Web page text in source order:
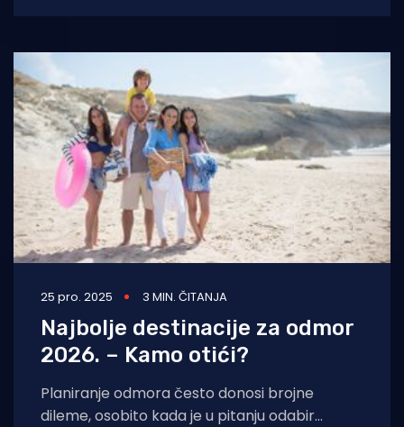
pokazalo je
25 pro. 2025 3 MIN. ČITANJA
Najbolje destinacije za odmor
2026. – Kamo otići?
Planiranje odmora često donosi brojne
dileme, osobito kada je u pitanju odabir